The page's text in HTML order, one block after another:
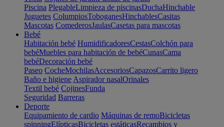
Piscina PlegableLimpieza de piscinasDuchaHinchable
Juguetes ColumpiosToboganesHinchablesCasitas
Mascotas ComederosJaulasCasetas para mascotas
Bebé
Habitación bebé HumidificadoresCestasColchón para
bebéMuebles para habitación de bebéCunasCama
bebéDecoración bebé
Paseo CocheMochilasAccesoriosCapazosCarrito ligero
Baño e higiene Aspirador nasalOrinales
Textil bebé CojinesFunda
Seguridad Barreras
Deporte
Equipamiento de cardio Máquinas de remoBicicletas
spinningElípticasBicicletas estáticasRecambios y